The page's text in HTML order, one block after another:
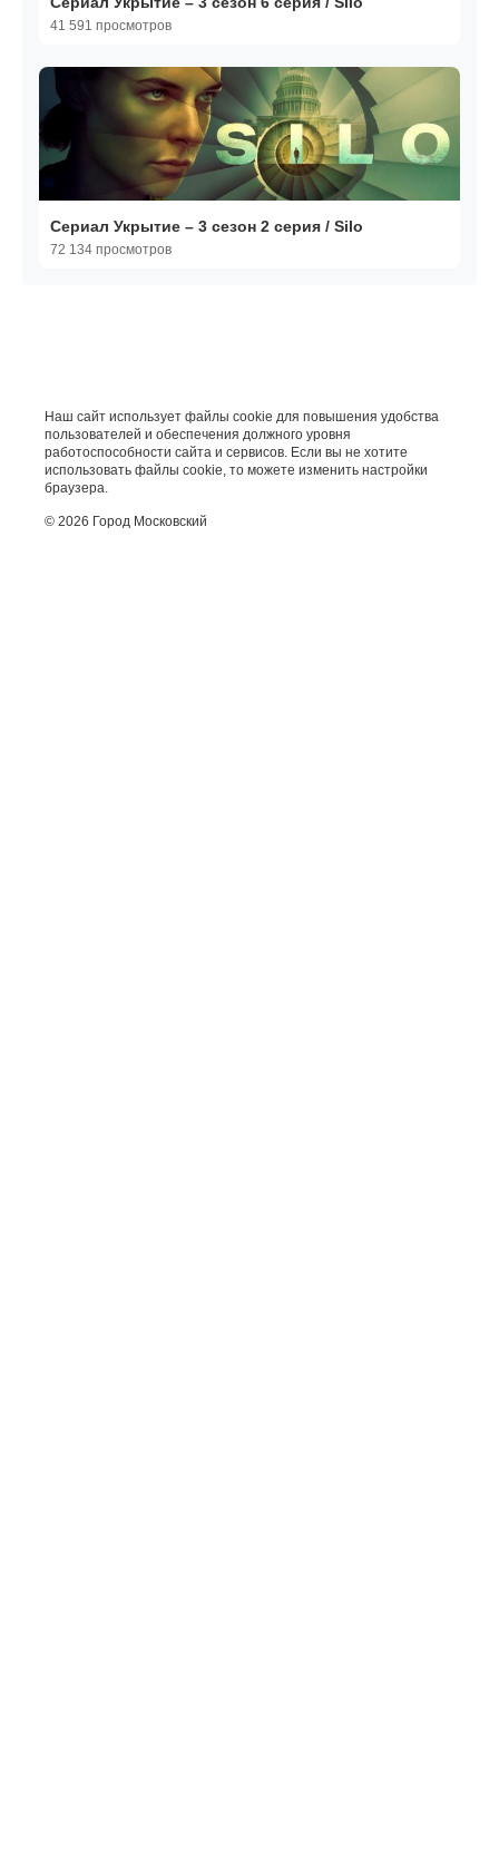
41 591 просмотров
Сериал Укрытие – 3 сезон 2 серия / Silo
72 134 просмотров
Наш сайт использует файлы cookie для повышения удобства
пользователей и обеспечения должного уровня
работоспособности сайта и сервисов. Если вы не хотите
использовать файлы cookie, то можете изменить настройки
браузера.
© 2026 Город Московский